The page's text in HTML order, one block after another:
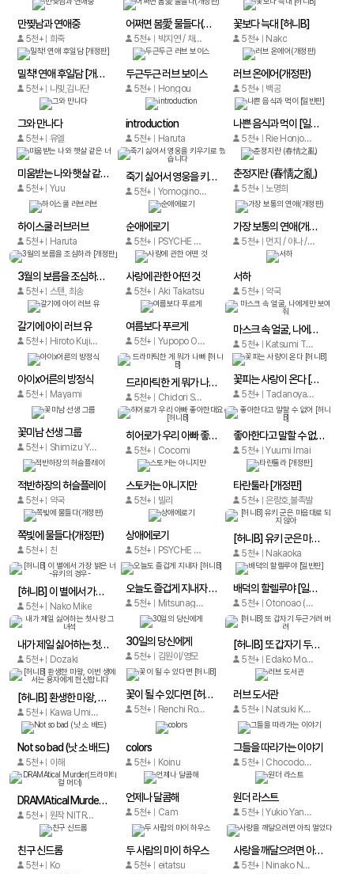
만찢남과 연애중
5천+ 희죽
어쩌면 봄愛 물들다(개정판)
5천+ 박지연 / 채팔이
꽃보다 늑대 [허니B]
5천+ Nako
밀착! 연애 후일담 [개정판]
5천+ 나빛,김나단
두근두근 러브 보이스
5천+ Hongou
러브 온에어(개정판)
5천+ 백공
그와 만나다
5천+ 유엘
introduction
5천+ Haruta
나쁜 음식과 먹이 [일반판]
5천+ Rie Honjoh (혼죠 리에)
미움받는 나와 햇살 같은 너
5천+ Yuu
죽기 싫어서 영웅을 키우기로 했습니다
5천+ Yomogino, Homerun Ken
춘정지란 (春情之亂)
5천+ 노명희
하이스쿨 러브러브
5천+ Haruta
순애에로기
5천+ PSYCHE DELICO (사이케 데리코)
가장 보통의 연애(개정판)
5천+ 먼지 / 아나 / 조우
3월의 보름을 조심하라 [개정판]
5천+ 스탠, 최송
사랑에 관한 어떤 것
5천+ Aki Takatsu
서하
5천+ 약국
갈기에 아이 러브 유
5천+ Hiroto Kujirada
여름보다 푸르게
5천+ Yupopo Orishima
마스크 속 얼굴, 나에게만 보여줘
5천+ Katsumi Tsubaki
아이ⅹ어른의 방정식
5천+ Mayami
드라마틱한 게 뭐가 나빠 [허니B]
5천+ Chidori Sato
꽃피는 사랑이 온다 [허니B]
5천+ Tadanoyasu
꽃미남 선생 그룹
5천+ Shimizu Yuu
히어로가 우리 아빠 좋아한대요! [허니B]
5천+ Cocomi
좋아한다고 말할 수 없어 [허니B]
5천+ Yuumi Imai
적반하장의 허슬플레이
5천+ 약국
스토커는 아니지만
5천+ 빌리
타란툴라 [개정판]
5천+ 은랑호,불족발
쪽빛에 물들다(개정판)
5천+ 찬
상애에로기
5천+ PSYCHE DELICO (사이케 데리코)
[허니B] 유키 군은 마음대로 되지 않아
5천+ Nakaoka
[허니B] 이 별에서 가장 밝은 너 -유키의 경우-
5천+ Nako Mike
오늘도 즐겁게 지내자 [허니B]
5천+ Mitsunaga Hirama
배덕의 할렐루야 [일반판]
5천+ Otonoao (오토노아오)
내가 제일 싫어하는 첫사랑 그 녀석
5천+ Dozaki
30일의 당신에게
5천+ 김원이/영모
[허니B] 또 갑자기 두근거려 버려
5천+ Edako Mofumofu
[허니B] 환생한 마왕, 이번 생에서는 용자에게 헌신합니다
5천+ Kawa Umiyama
꽃이 될 수 있다면 [허니B]
5천+ Renchi Rockaku
러브 도서관
5천+ Natsuki Kuriyama
Not so bad (낫 소 배드)
5천+ 이해
colors
5천+ Koinu
그들을 따라가는 이야기
5천+ Chocodonut
DRAMAtical Murder(드라마티컬 머더)
5천+ 원작 NITRO ORIGIN 그림 Sotaka Akitsu 그림 JAMTOON
언제나 달콤해
5천+ Cam
원더 라스트
5천+ Yukio Yanagisawa
친구 신드롬
5천+ Ko
두 사람의 마이 하우스
5천+ eitatsu
사랑을 깨달으려면 아직 멀었다
5천+ Ninako Nanao